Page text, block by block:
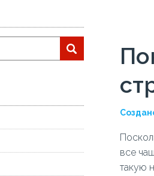
все
такую